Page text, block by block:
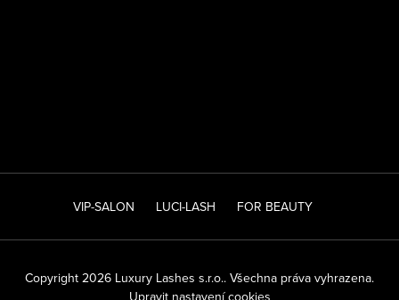
VIP-SALON LUCI-LASH FOR BEAUTY
Copyright 2026 Luxury Lashes s.r.o.. Všechna práva vyhrazena.
Upravit nastavení cookies